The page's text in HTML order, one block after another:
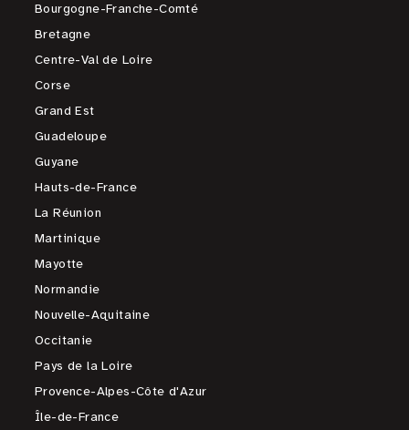
Bourgogne-Franche-Comté
Bretagne
Centre-Val de Loire
Corse
Grand Est
Guadeloupe
Guyane
Hauts-de-France
La Réunion
Martinique
Mayotte
Normandie
Nouvelle-Aquitaine
Occitanie
Pays de la Loire
Provence-Alpes-Côte d'Azur
Île-de-France